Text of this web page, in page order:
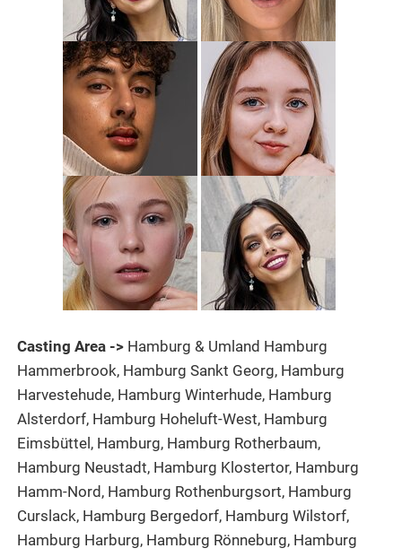
Casting Area -> Hamburg & Umland Hamburg
Hammerbrook, Hamburg Sankt Georg, Hamburg
Harvestehude, Hamburg Winterhude, Hamburg
Alsterdorf, Hamburg Hoheluft-West, Hamburg
Eimsbüttel, Hamburg, Hamburg Rotherbaum,
Hamburg Neustadt, Hamburg Klostertor, Hamburg
Hamm-Nord, Hamburg Rothenburgsort, Hamburg
Curslack, Hamburg Bergedorf, Hamburg Wilstorf,
Hamburg Harburg, Hamburg Rönneburg, Hamburg